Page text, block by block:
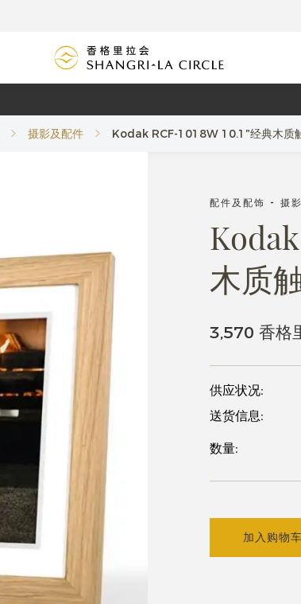
摄影及配件 Kodak RCF-1018W 10.1″经典木质
配件及配饰 - 摄
木质
3,570 香格
供应状况:
送货信息:
数量:
加入购物车